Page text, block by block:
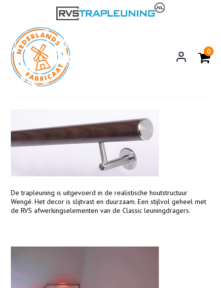
0
De trapleuning is uitgevoerd in de realistische houtstructuur
Wengé. Het decor is slijtvast en duurzaam. Een stijlvol geheel met
de RVS afwerkingselementen van de Classic leuningdragers.